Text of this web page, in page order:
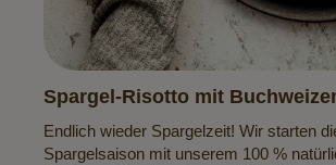
Spargel-Risotto mit
Endlich wieder Spargelzeit! Wir starten
Spargelsaison mit unserem 100 %